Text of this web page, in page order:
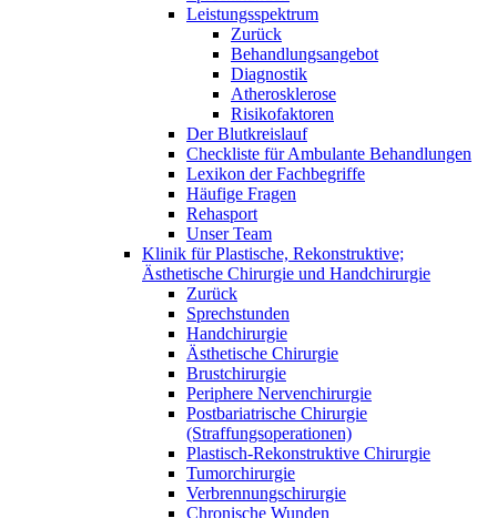
Leistungsspektrum
Zurück
Behandlungsangebot
Diagnostik
Atherosklerose
Risikofaktoren
Der Blutkreislauf
Checkliste für Ambulante Behandlungen
Lexikon der Fachbegriffe
Häufige Fragen
Rehasport
Unser Team
Klinik für Plastische, Rekonstruktive;
Ästhetische Chirurgie und Handchirurgie
Zurück
Sprechstunden
Handchirurgie
Ästhetische Chirurgie
Brustchirurgie
Periphere Nervenchirurgie
Postbariatrische Chirurgie
(Straffungsoperationen)
Plastisch-Rekonstruktive Chirurgie
Tumorchirurgie
Verbrennungschirurgie
Chronische Wunden